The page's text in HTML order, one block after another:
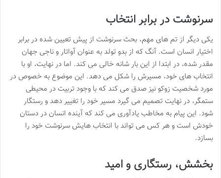
سرنوشت در برابر انتخاب
یکی دیگر از تم های مهم، بحث سرنوشت از پیش تعیین شده در برابر
اختیار انسان است. آنگ که از بدو تولد به عنوان آواتار و ناجی جهان
مقدر شده، در ابتدا از این بار شانه خالی می کند. اما در نهایت، او با
انتخاب های خود، مسیرش را شکل می دهد. این موضوع به خصوص در
مورد شخصیت زوکو نیز صدق می کند که با وجود تربیت در محیطی
ستمگر، در نهایت تصمیم می گیرد مسیر خود را تغییر دهد و رستگار
شود. این پیام به مخاطب یادآوری می کند که آینده انسان در دستان
خودش است و هر کس می تواند با انتخاب هایش سرنوشت خود را
بسازد.
بخشش، رستگاری و امید